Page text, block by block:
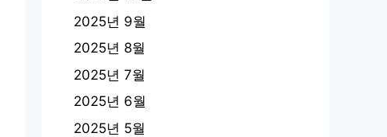
2025년 9월
2025년 8월
2025년 7월
2025년 6월
2025년 5월